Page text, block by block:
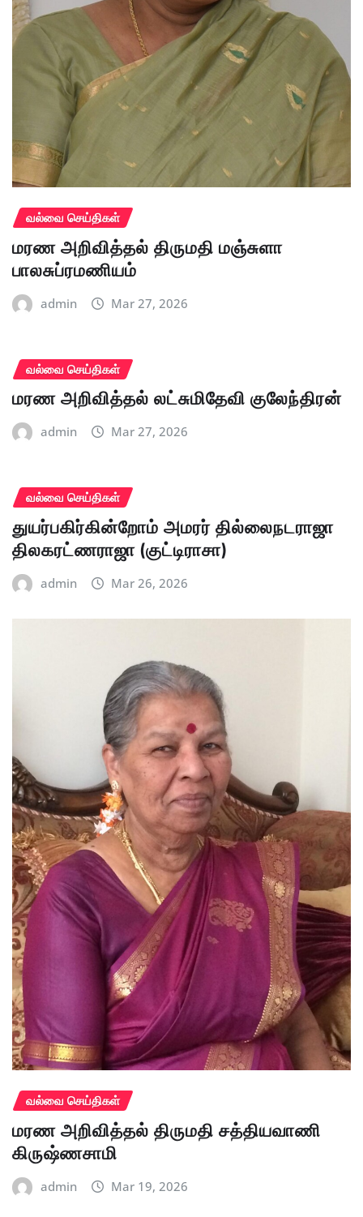
வல்வை செய்திகள்
மரண அறிவித்தல் திருமதி மஞ்சுளா
பாலசுப்ரமணியம்
admin Mar 27, 2026
வல்வை செய்திகள்
மரண அறிவித்தல் லட்சுமிதேவி குலேந்திரன்
admin Mar 27, 2026
வல்வை செய்திகள்
துயர்பகிர்கின்றோம் அமரர் தில்லைநடராஜா
திலகரட்ணராஜா (குட்டிராசா)
admin Mar 26, 2026
வல்வை செய்திகள்
மரண அறிவித்தல் திருமதி சத்தியவாணி
கிருஷ்ணசாமி
admin Mar 19, 2026